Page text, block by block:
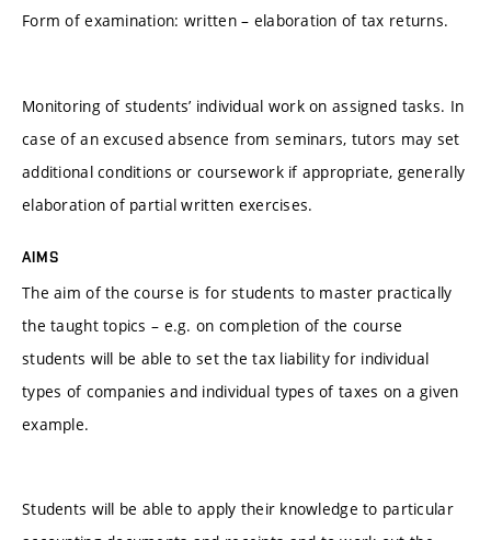
Form of examination: written – elaboration of tax returns.
Monitoring of students’ individual work on assigned tasks. In
case of an excused absence from seminars, tutors may set
additional conditions or coursework if appropriate, generally
elaboration of partial written exercises.
AIMS
The aim of the course is for students to master practically
the taught topics – e.g. on completion of the course
students will be able to set the tax liability for individual
types of companies and individual types of taxes on a given
example.
Students will be able to apply their knowledge to particular